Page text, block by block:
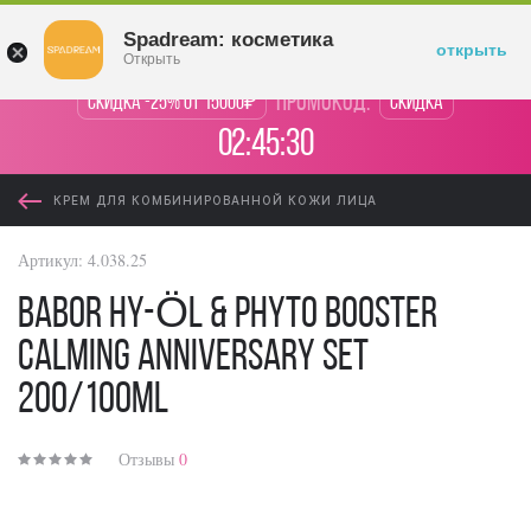
Скидка -25% от 15000₽ промокод: Скидка
02:45:30
КРЕМ ДЛЯ КОМБИНИРОВАННОЙ КОЖИ ЛИЦА
Артикул: 4.038.25
BABOR HY-ÖL & Phyto Booster
Calming Anniversary Set
200/100ml
Отзывы 0
Spadream: косметика
Открыть открыть